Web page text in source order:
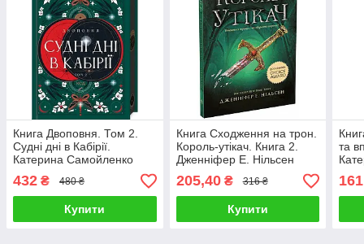
Книга Двоповня. Том 2.
Судні дні в Кабірії.
Катерина Самойленко
432 ₴ 480 ₴
Купити
Книга Сходження на трон.
Король-утікач. Книга 2.
Дженніфер Е. Нільсен
205,40₴ 316 ₴
Купити
та